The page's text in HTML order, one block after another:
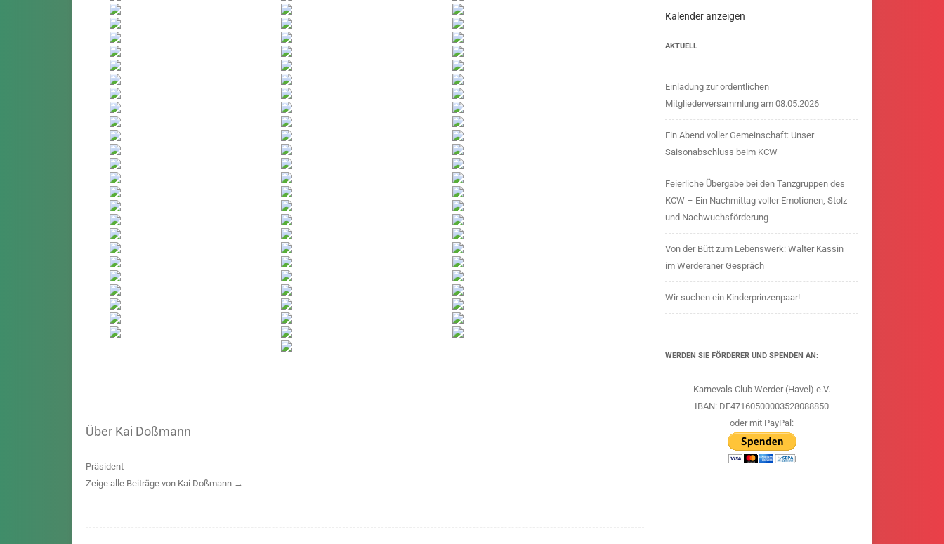
Über Kai Doßmann
Präsident
Zeige alle Beiträge von Kai Doßmann →
Kalender anzeigen
AKTUELL
Einladung zur ordentlichen
Mitgliederversammlung am 08.05.2026
Ein Abend voller Gemeinschaft: Unser
Saisonabschluss beim KCW
Feierliche Übergabe bei den Tanzgruppen des
KCW – Ein Nachmittag voller Emotionen, Stolz
und Nachwuchsförderung
Von der Bütt zum Lebenswerk: Walter Kassin
im Werderaner Gespräch
Wir suchen ein Kinderprinzenpaar!
WERDEN SIE FÖRDERER UND SPENDEN AN:
Karnevals Club Werder (Havel) e.V.
IBAN: DE47160500003528088850
oder mit PayPal: